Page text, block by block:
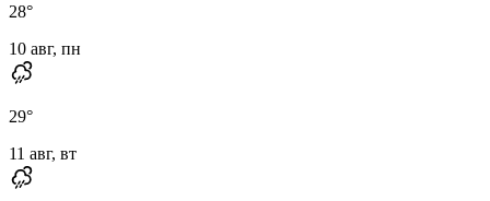
28°
10 авг, пн
29°
11 авг, вт